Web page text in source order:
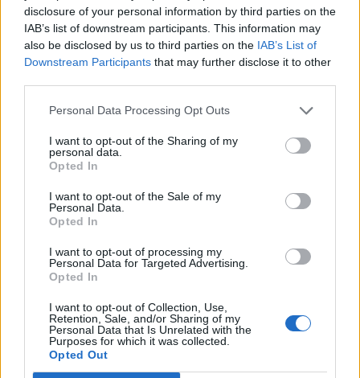
disclosure of your personal information by third parties on the
IAB’s list of downstream participants. This information may
also be disclosed by us to third parties on the IAB’s List of
Downstream Participants that may further disclose it to other
Personal Data Processing Opt Outs
I want to opt-out of the Sharing of my
personal data.
Opted In
I want to opt-out of the Sale of my
Personal Data.
Opted In
I want to opt-out of processing my
Personal Data for Targeted Advertising.
Opted In
I want to opt-out of Collection, Use,
Retention, Sale, and/or Sharing of my
Personal Data that Is Unrelated with the
Purposes for which it was collected.
Opted Out
Κηδεύεται τηνΤετάρτη 27 Αυγούστου 2025καιώρα 1.00
μ.μ.από τον Ιερό ΝαόΑγίου Αθανασίουτης κοινότητας
Κατηγορία Κηδείες 26 Αυγ 2025